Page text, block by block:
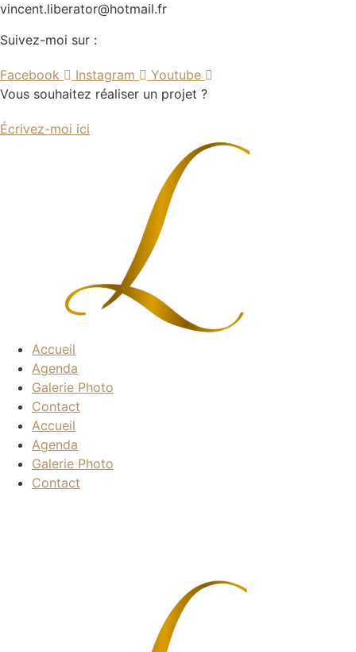
vincent.liberator@hotmail.fr
Suivez-moi sur :
Facebook Instagram
Youtube
Vous souhaitez réaliser un projet ?
Écrivez-moi ici
Accueil
Agenda
Galerie Photo
Contact
Accueil
Agenda
Galerie Photo
Contact